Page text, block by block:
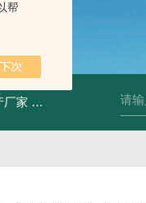
帮
厂家 食品级牛骨胶原蛋白